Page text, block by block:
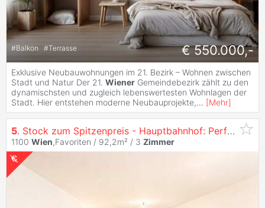
#Balkon #Terrasse € 550.000,-
Exklusive Neubauwohnungen im 21. Bezirk – Wohnen zwischen
Stadt und Natur Der 21. Wiener Gemeindebezirk zählt zu den
dynamischsten und zugleich lebenswertesten Wohnlagen der
Stadt. Hier entstehen moderne Neubauprojekte,... [Mehr]
5. Stock zum Spitzenpreis - Hauptbahnhof: Perfekter
1100 Wien,Favoriten / 92,2m² / 3 Zimmer